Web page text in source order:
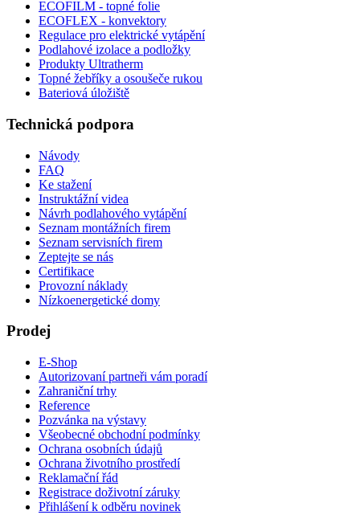
ECOFILM - topné folie
ECOFLEX - konvektory
Regulace pro elektrické vytápění
Podlahové izolace a podložky
Produkty Ultratherm
Topné žebříky a osoušeče rukou
Bateriová úložiště
Technická podpora
Návody
FAQ
Ke stažení
Instruktážní videa
Návrh podlahového vytápění
Seznam montážních firem
Seznam servisních firem
Zeptejte se nás
Certifikace
Provozní náklady
Nízkoenergetické domy
Prodej
E-Shop
Autorizovaní partneři vám poradí
Zahraniční trhy
Reference
Pozvánka na výstavy
Všeobecné obchodní podmínky
Ochrana osobních údajů
Ochrana životního prostředí
Reklamační řád
Registrace doživotní záruky
Přihlášení k odběru novinek